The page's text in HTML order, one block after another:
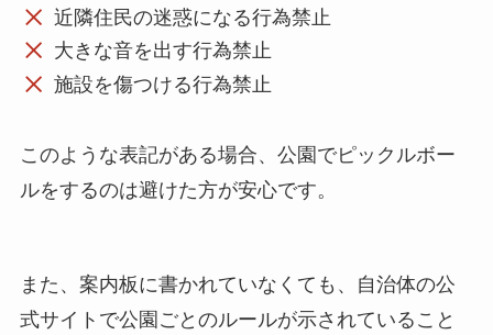
近隣住民の迷惑になる行為禁止
大きな音を出す行為禁止
施設を傷つける行為禁止
このような表記がある場合、公園でピックルボー
ルをするのは避けた方が安心です。
また、案内板に書かれていなくても、自治体の公
式サイトで公園ごとのルールが示されていること